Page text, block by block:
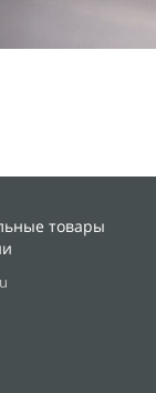
товары